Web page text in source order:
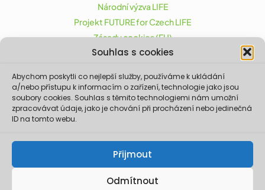
Souhlas s cookies
Abychom poskytli co nejlepší služby, používáme k ukládání
a/nebo přístupu k informacím o zařízení, technologie jako jsou
soubory cookies. Souhlas s těmito technologiemi nám umožní
zpracovávat údaje, jako je chování při procházení nebo jedinečná
ID na tomto webu.
Přijmout
Odmítnout
Národní výzva LIFE
Projekt FUTURE for Czech LIFE
Zásady cookies (EU)
Projekt FUTURE for Czech LIFE (LIFE21-CAP-CZ-LIFE
FOR CZECHIA) byl podpořen z finančního nástroje
Evropské unie LIFE.
Údaje a informace zveřejněné na těchto
Ministerstva životního prostředí a partnerů
projektu. Evropská komise není odpovědná za
jakékoliv použití informací zveřejněných na
těchto stránkách.